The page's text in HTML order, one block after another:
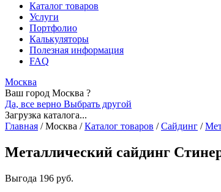
Каталог товаров
Услуги
Портфолио
Калькуляторы
Полезная информация
FAQ
Москва
Ваш город Москва ?
Да, все верно Выбрать другой
Загрузка каталога...
Главная /Москва / Каталог товаров / Сайдинг /
Металлический сайдинг
Выгода 196 руб.